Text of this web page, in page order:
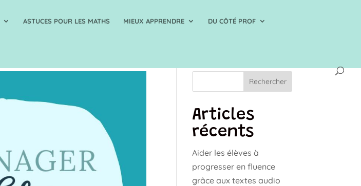
ASTUCES POUR LES MATHS MIEUX APPRENDRE DU CÔTÉ PROF
Rechercher
Articles
récents
Aider les élèves à
progresser en fluence
grâce aux textes audio